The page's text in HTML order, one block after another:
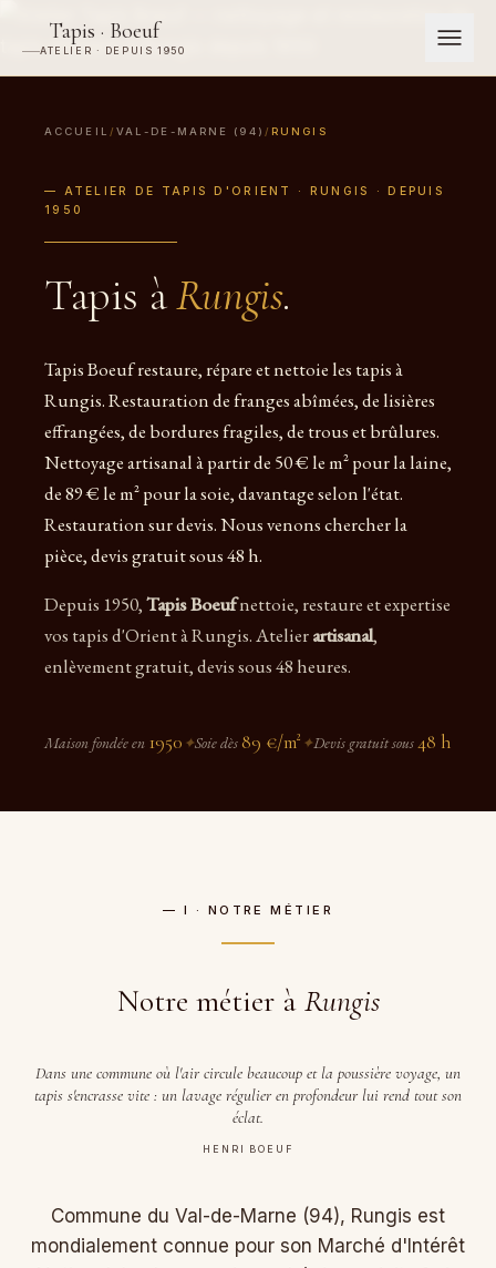
Tapis · Boeuf
ATELIER · DEPUIS 1950
ACCUEIL / VAL-DE-MARNE (94) / RUNGIS
— ATELIER DE TAPIS D'ORIENT · RUNGIS · DEPUIS
1950
Tapis àRungis.
Tapis Boeuf restaure, répare et nettoie les tapis à
Rungis. Restauration de franges abîmées, de lisières
effrangées, de bordures fragiles, de trous et brûlures.
Nettoyage artisanal à partir de 50 € le m² pour la laine,
de 89 € le m² pour la soie, davantage selon l'état.
Restauration sur devis. Nous venons chercher la
pièce, devis gratuit sous 48 h.
Depuis 1950,Tapis Boeufnettoie, restaure et expertise
vos tapis d'Orient à Rungis. Atelierartisanal,
enlèvement gratuit, devis sous 48 heures.
Maison fondée en 1950 ✦Soie dès 89 €/m² ✦Devis gratuit sous48 h
— I · NOTRE MÉTIER
Notre métier à Rungis
Dans une commune où l'air circule beaucoup et la poussière voyage, un
tapis s'encrasse vite : un lavage régulier en profondeur lui rend tout son
éclat.
HENRI BOEUF
Commune du Val-de-Marne (94), Rungis est
mondialement connue pour son Marché d'Intérêt